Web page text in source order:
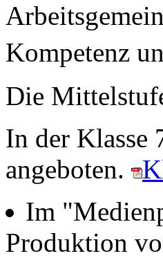
Kompetenz
Die
In der Klasse
angeboten.
Im
Produktion